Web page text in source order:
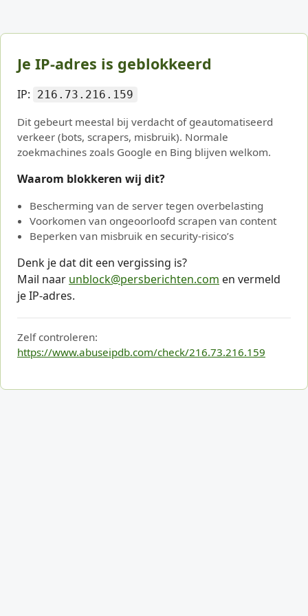
Je IP-adres is geblokkeerd
IP: 216.73.216.159
Dit gebeurt meestal bij verdacht of geautomatiseerd
verkeer (bots, scrapers, misbruik). Normale
zoekmachines zoals Google en Bing blijven welkom.
Waarom blokkeren wij dit?
Bescherming van de server tegen overbelasting
Voorkomen van ongeoorloofd scrapen van content
Beperken van misbruik en security-risico’s
Denk je dat dit een vergissing is?
Mail naar unblock@persberichten.com en vermeld
je IP-adres.
Zelf controleren:
https://www.abuseipdb.com/check/216.73.216.159